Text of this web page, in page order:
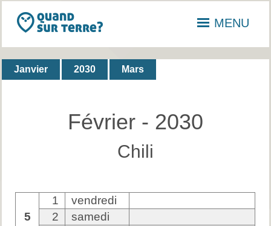
MENU
Janvier 2030 Mars
Février - 2030
Chili
5
1
vendredi
2
samedi